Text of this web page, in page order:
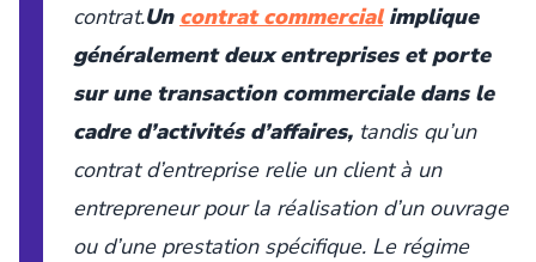
contrat.Un contrat commercial implique
généralement deux entreprises et porte
sur une transaction commerciale dans le
cadre d’activités d’affaires, tandis qu’un
contrat d’entreprise relie un client à un
entrepreneur pour la réalisation d’un ouvrage
ou d’une prestation spécifique. Le régime